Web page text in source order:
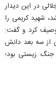
در این دیدار
شهید کریمی را
کرد و گفت:
از سه بعد دانش
جنگ زیستی بود؛